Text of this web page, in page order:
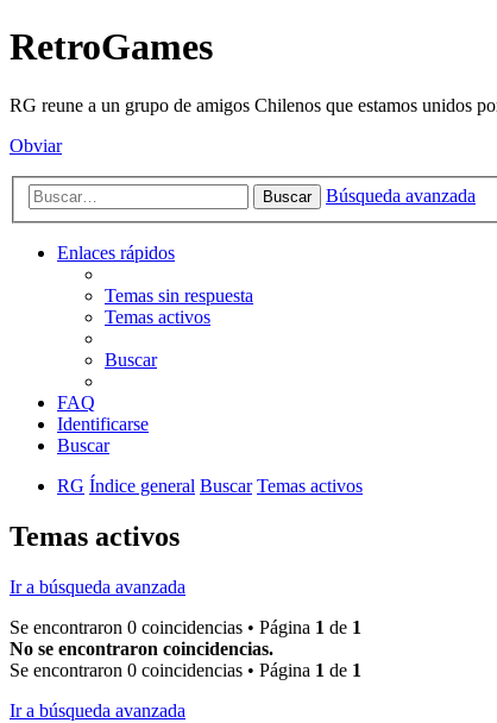
RetroGames
RG reune a un grupo de amigos Chilenos que estamos unidos
Obviar
Buscar Búsqueda avanzada
Enlaces rápidos
Temas sin respuesta
Temas activos
Buscar
FAQ
Identificarse
Buscar
RG Índice general Buscar Temas activos
Temas activos
Ir a búsqueda avanzada
Se encontraron 0 coincidencias • Página 1 de 1
No se encontraron coincidencias.
Se encontraron 0 coincidencias • Página 1 de 1
Ir a búsqueda avanzada